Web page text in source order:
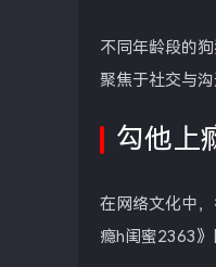
不同年龄段的
聚焦于社交与
勾他上
在网络文化中
瘾h闺蜜2363》